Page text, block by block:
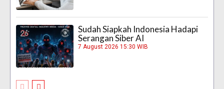
Sudah Siapkah Indonesia Hadapi
Serangan Siber AI
7 August 2026 15:30 WIB